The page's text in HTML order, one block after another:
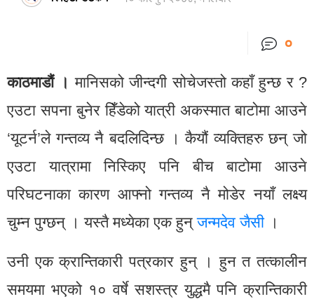
०
काठमाडौं । मानिसको जीन्दगी सोचेजस्तो कहाँ हुन्छ र ?
एउटा सपना बुनेर हिँडेको यात्री अकस्मात बाटोमा आउने
‘यूटर्न’ले गन्तव्य नै बदलिदिन्छ । कैयौं व्यक्तिहरु छन् जो
एउटा यात्रामा निस्किए पनि बीच बाटोमा आउने
परिघटनाका कारण आफ्नो गन्तव्य नै मोडेर नयाँ लक्ष्य
चुम्न पुग्छन् । यस्तै मध्येका एक हुन्जन्मदेव जैसी।
उनी एक क्रान्तिकारी पत्रकार हुन् । हुन त तत्कालीन
समयमा भएको १० वर्षे सशस्त्र युद्धमै पनि क्रान्तिकारी